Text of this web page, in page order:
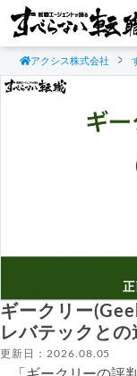
アクシス株式会社
ギークリー
レバテックとの
更新日：2026.08.05